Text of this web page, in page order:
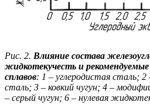
Рис. 2. Влияние состава
жидкотекучесть и
сплавов: 1 – углеродистая сталь; 2
сталь; 3 – ковкий чугун; 4 –
– серый чугун; 6 – нулевая